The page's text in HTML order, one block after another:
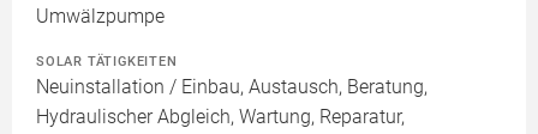
Umwälzpumpe
SOLAR TÄTIGKEITEN
Neuinstallation / Einbau, Austausch, Beratung,
Hydraulischer Abgleich, Wartung, Reparatur,